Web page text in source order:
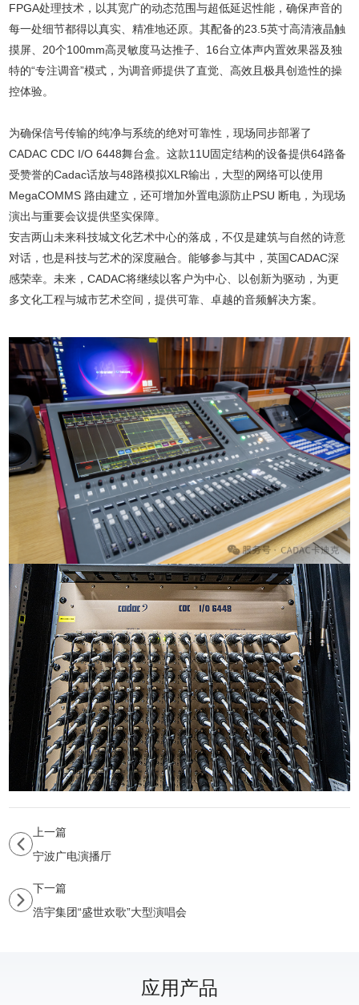
FPGA处理技术，以其宽广的动态范围与超低延迟性能，确保声音的
每一处细节都得以真实、精准地还原。其配备的23.5英寸高清液晶触
摸屏、20个100mm高灵敏度马达推子、16台立体声内置效果器及独
特的“专注调音”模式，为调音师提供了直觉、高效且极具创造性的操
控体验。
为确保信号传输的纯净与系统的绝对可靠性，现场同步部署了
CADAC CDC I/O 6448舞台盒。这款11U固定结构的设备提供64路备
受赞誉的Cadac话放与48路模拟XLR输出，大型的网络可以使用
MegaCOMMS 路由建立，还可增加外置电源防止PSU 断电，为现场
演出与重要会议提供坚实保障。
安吉两山未来科技城文化艺术中心的落成，不仅是建筑与自然的诗意
对话，也是科技与艺术的深度融合。能够参与其中，英国CADAC深
感荣幸。未来，CADAC将继续以客户为中心、以创新为驱动，为更
多文化工程与城市艺术空间，提供可靠、卓越的音频解决方案。
上一篇
宁波广电演播厅
下一篇
浩宇集团“盛世欢歌”大型演唱会
应用产品